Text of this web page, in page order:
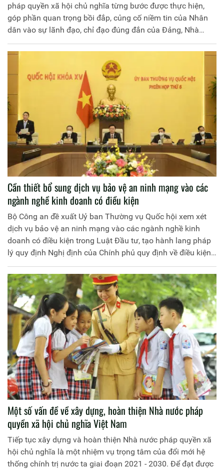
pháp quyền xã hội chủ nghĩa từng bước được thực hiện,
góp phần quan trọng bồi đắp, củng cố niềm tin của Nhân
dân vào sự lãnh đạo, chỉ đạo đúng đắn của Đảng, Nhà
nước và tương lai tươi sáng của đất nước.
Cần thiết bổ sung dịch vụ bảo vệ an ninh mạng vào các
ngành nghề kinh doanh có điều kiện
Bộ Công an đề xuất Uỷ ban Thường vụ Quốc hội xem xét
dịch vụ bảo vệ an ninh mạng vào các ngành nghề kinh
doanh có điều kiện trong Luật Đầu tư, tạo hành lang pháp
lý quy định Nghị định của Chính phủ quy định về điều kiện
kinh doanh sản phẩm dịch vụ an ninh mạng.
Một số vấn đề về xây dựng, hoàn thiện Nhà nước pháp
quyền xã hội chủ nghĩa Việt Nam
Tiếp tục xây dựng và hoàn thiện Nhà nước pháp quyền xã
hội chủ nghĩa là một nhiệm vụ trọng tâm của đổi mới hệ
thống chính trị nước ta giai đoạn 2021 - 2030. Để đạt được